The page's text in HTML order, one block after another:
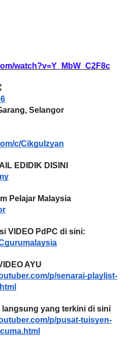
watch?v=Y_MbW_C2F8c
Selangor
c/CikguIzyan
EDIDIK DISINI
Pelajar Malaysia
VIDEO PdPC di sini:
AYU
p/senarai-playlist-
langsung yang terkini di sini
p/pusat-tuisyen-